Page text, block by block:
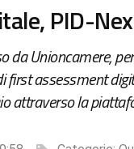
PID-
da Unioncamere,
first assessment
attraverso la